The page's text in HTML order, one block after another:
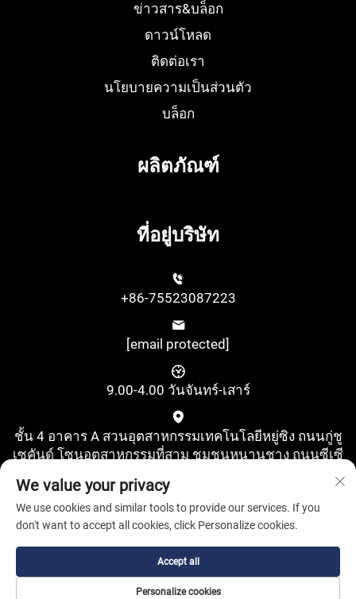
ข่าวสาร&บล็อก
ดาวน์โหลด
ติดต่อเรา
นโยบายความเป็นส่วนตัว
บล็อก
ผลิตภัณฑ์
ที่อยู่บริษัท
+86-75523087223
[email protected]
9.00-4.00 วันจันทร์-เสาร์
ชั้น 4 อาคาร A สวนอุตสาหกรรมเทคโนโลยีหยู่ซิง ถนนกู่ชู
เซคันด์ โซนอุตสาหกรรมที่สาม ชุมชนหนานชาง ถนนซีเซี
สงวนลิขสิทธิ์ © บริษัท Shenzhen Pufa New Energy จำกัด สงวน
We value your privacy
We use cookies and similar tools to provide our services. If you
don't want to accept all cookies, click Personalize cookies.
Personalize cookies
Accept all